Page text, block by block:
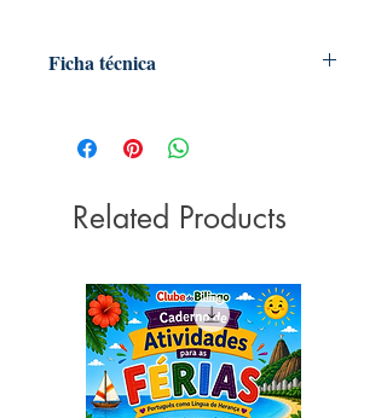
Ficha técnica
Coleção:
Livro dos medos
Editora:
Ciranda Cultural
ISBN: 9788538013464
Páginas: 32
Acabamento:Brochura
Related Products